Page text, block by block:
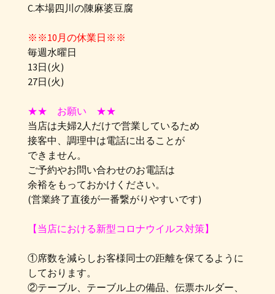
C.本場四川の陳麻婆豆腐
※※10月の休業日※※
毎週水曜日
13日(火)
27日(火)
★★ お願い ★★
当店は夫婦2人だけで営業しているため
接客中、調理中は電話に出ることが
できません。
ご予約やお問い合わせのお電話は
余裕をもっておかけください。
(営業終了直後が一番繋がりやすいです)
【当店における新型コロナウイルス対策】
①席数を減らしお客様同士の距離を保てるように
しております。
②テーブル、テーブル上の備品、伝票ホルダー、